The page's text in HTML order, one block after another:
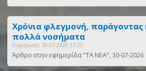
Χρόνια φλεγμονή, παράγοντας
πολλά νοσήματα
Ενημέρωση: 30-07-2026 17:37
Άρθρο στην εφημερίδα "ΤΑ ΝΕΑ", 30-07-2026